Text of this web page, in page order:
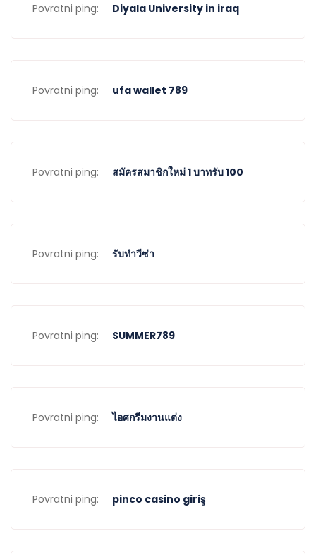
Povratni ping: Diyala University in iraq
Povratni ping: ufa wallet 789
Povratni ping: สมัครสมาชิกใหม่ 1 บาทรับ 100
Povratni ping: รับทำวีซ่า
Povratni ping: SUMMER789
Povratni ping: ไอศกรีมงานแต่ง
Povratni ping: pinco casino giriş